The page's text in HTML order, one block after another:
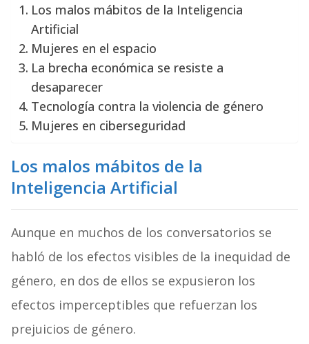
Los malos mábitos de la Inteligencia
Artificial
Mujeres en el espacio
La brecha económica se resiste a
desaparecer
Tecnología contra la violencia de género
Mujeres en ciberseguridad
Los malos mábitos de la
Inteligencia Artificial
Aunque en muchos de los conversatorios se
habló de los efectos visibles de la inequidad de
género, en dos de ellos se expusieron los
efectos imperceptibles que refuerzan los
prejuicios de género.